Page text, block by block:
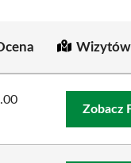
Zobacz